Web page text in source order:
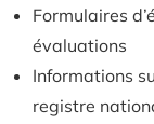
Formulaires
évaluations
Informations
registre